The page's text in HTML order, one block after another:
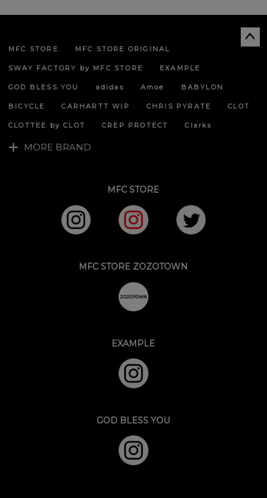
MFC STORE MFC STORE ORIGINAL
SWAY FACTORY by MFC STORE EXAMPLE
GOD BLESS YOU adidas Amoe BABYLON
BICYCLE CARHARTT WIP CHRIS PYRATE CLOT
CLOTTEE by CLOT CREP PROTECT Clarks
MORE BRAND
MFC STORE
MFC STORE ZOZOTOWN
EXAMPLE
GOD BLESS YOU